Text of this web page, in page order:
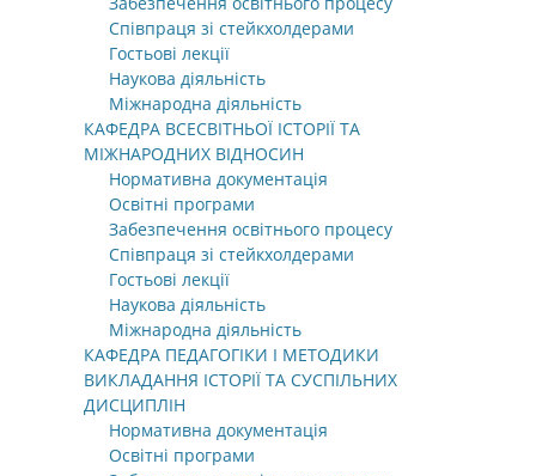
Співпраця зі стейкхолдерами
Гостьові лекції
Наукова діяльність
Міжнародна діяльність
КАФЕДРА ВСЕСВІТНЬОЇ ІСТОРІЇ ТА
МІЖНАРОДНИХ ВІДНОСИН
Нормативна документація
Освітні програми
Забезпечення освітнього процесу
Співпраця зі стейкхолдерами
Гостьові лекції
Наукова діяльність
Міжнародна діяльність
КАФЕДРА ПЕДАГОГІКИ І МЕТОДИКИ
ВИКЛАДАННЯ ІСТОРІЇ ТА СУСПІЛЬНИХ
ДИСЦИПЛІН
Нормативна документація
Освітні програми